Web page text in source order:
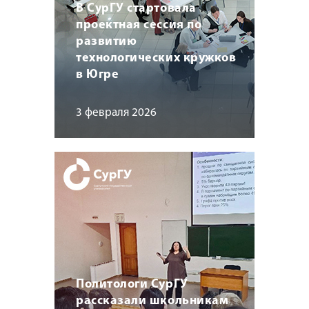
В СурГУ стартовала
проектная сессия по
развитию
технологических кружков
в Югре
3 февраля 2026
Политологи СурГУ
рассказали школьникам